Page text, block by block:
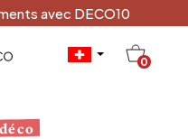
avec DECO10
0